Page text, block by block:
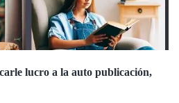
lucro a la auto publicación,